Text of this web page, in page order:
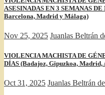
ASESINADAS EN 3 SEMANAS
Barcelona, Madrid y Málaga)
Nov 25, 2025 Juanlas Beltrán
VIOLENCIA MACHISTA DE
DÍAS (Badajoz, Gipuzkoa,
Oct 31, 2025 Juanlas Beltrán